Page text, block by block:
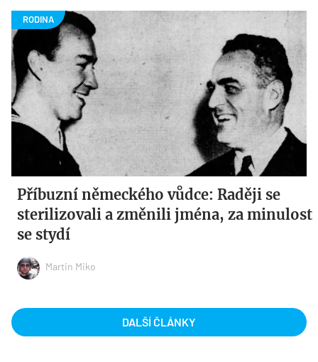
Příbuzní německého vůdce: Raději se
sterilizovali a změnili jména, za minulost
se stydí
Martin Miko
DALŠÍ ČLÁNKY